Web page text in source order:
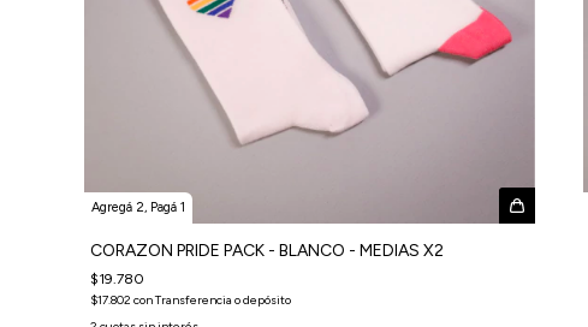
Agregá 2, Pagá 1
CORAZON PRIDE PACK - BLANCO - MEDIAS X2
$19.780
$17.802 conTransferencia o depósito